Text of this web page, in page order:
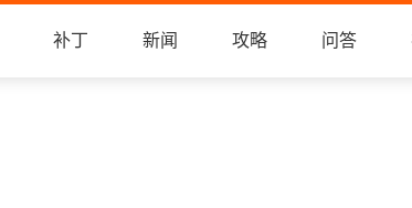
补丁 新闻 攻略 问答